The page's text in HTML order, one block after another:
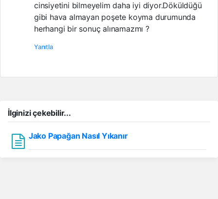
cinsiyetini bilmeyelim daha iyi diyor.Döküldüğü
gibi hava almayan poşete koyma durumunda
herhangi bir sonuç alınamazmı ?
Yanıtla
İlginizi çekebilir...
Jako Papağan Nasıl Yıkanır